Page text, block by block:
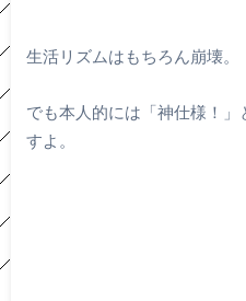
生活リズムはもちろん崩壊。
でも本人的には「神仕様！
すよ。